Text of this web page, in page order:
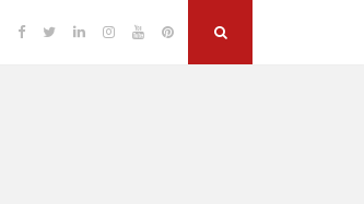
Facebook
TwitterLinkedinInstagram
YouTubePinterest